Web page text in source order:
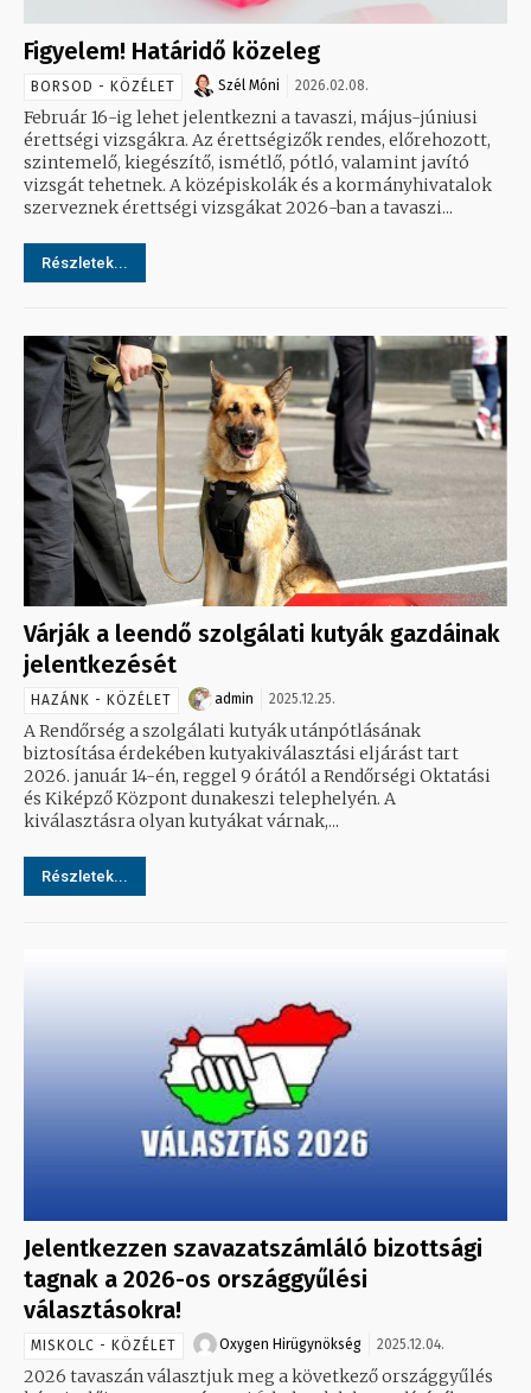
Figyelem! Határidő közeleg
BORSOD - KÖZÉLET Szél Móni 2026.02.08.
Február 16-ig lehet jelentkezni a tavaszi, május-júniusi
érettségi vizsgákra. Az érettségizők rendes, előrehozott,
szintemelő, kiegészítő, ismétlő, pótló, valamint javító
vizsgát tehetnek. A középiskolák és a kormányhivatalok
szerveznek érettségi vizsgákat 2026-ban a tavaszi...
Részletek...
Várják a leendő szolgálati kutyák gazdáinak
jelentkezését
HAZÁNK - KÖZÉLET admin 2025.12.25.
A Rendőrség a szolgálati kutyák utánpótlásának
biztosítása érdekében kutyakiválasztási eljárást tart
2026. január 14-én, reggel 9 órától a Rendőrségi Oktatási
és Kiképző Központ dunakeszi telephelyén. A
kiválasztásra olyan kutyákat várnak,...
Részletek...
Jelentkezzen szavazatszámláló bizottsági
tagnak a 2026-os országgyűlési
választásokra!
MISKOLC - KÖZÉLET Oxygen Hirügynökség 2025.12.04.
2026 tavaszán választjuk meg a következő országgyűlés